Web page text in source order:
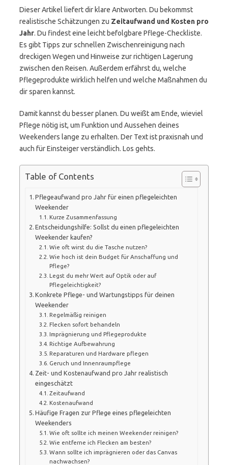
Dieser Artikel liefert dir klare Antworten. Du bekommst
realistische Schätzungen zu Zeitaufwand und Kosten pro
Jahr. Du findest eine leicht befolgbare Pflege-Checkliste.
Es gibt Tipps zur schnellen Zwischenreinigung nach
dreckigen Wegen und Hinweise zur richtigen Lagerung
zwischen den Reisen. Außerdem erfährst du, welche
Pflegeprodukte wirklich helfen und welche Maßnahmen du
dir sparen kannst.
Damit kannst du besser planen. Du weißt am Ende, wieviel
Pflege nötig ist, um Funktion und Aussehen deines
Weekenders lange zu erhalten. Der Text ist praxisnah und
auch für Einsteiger verständlich. Los gehts.
Table of Contents
Pflegeaufwand pro Jahr für einen pflegeleichten
Weekender
Kurze Zusammenfassung
Entscheidungshilfe: Sollst du einen pflegeleichten
Weekender kaufen?
Wie oft wirst du die Tasche nutzen?
Wie hoch ist dein Budget für Anschaffung und
Pflege?
Legst du mehr Wert auf Optik oder auf
Pflegeleichtigkeit?
Konkrete Pflege- und Wartungstipps für deinen
Weekender
Regelmäßig reinigen
Flecken sofort behandeln
Imprägnierung und Pflegeprodukte
Richtige Aufbewahrung
Reparaturen und Hardware pflegen
Geruch und Innenraumpflege
Zeit- und Kostenaufwand pro Jahr realistisch
eingeschätzt
Zeitaufwand
Kostenaufwand
Häufige Fragen zur Pflege eines pflegeleichten
Weekenders
Wie oft sollte ich meinen Weekender reinigen?
Wie entferne ich Flecken am besten?
Wann sollte ich imprägnieren oder das Canvas
nachwachsen?